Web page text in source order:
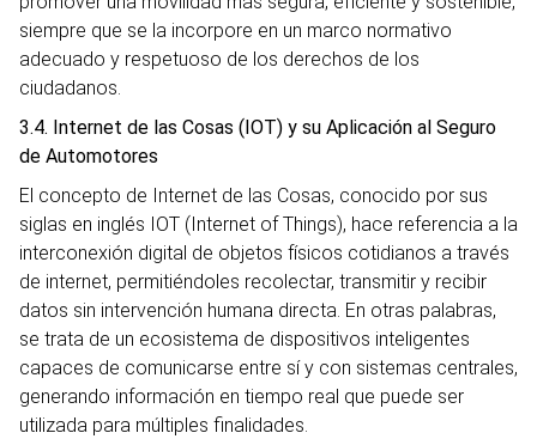
siempre que se la incorpore en un marco normativo
adecuado y respetuoso de los derechos de los
ciudadanos.
3.4. Internet de las Cosas (IOT) y su Aplicación al Seguro
de Automotores
El concepto de Internet de las Cosas, conocido por sus
siglas en inglés IOT (Internet of Things), hace referencia a la
interconexión digital de objetos físicos cotidianos a través
de internet, permitiéndoles recolectar, transmitir y recibir
datos sin intervención humana directa. En otras palabras,
se trata de un ecosistema de dispositivos inteligentes
capaces de comunicarse entre sí y con sistemas centrales,
generando información en tiempo real que puede ser
utilizada para múltiples finalidades.